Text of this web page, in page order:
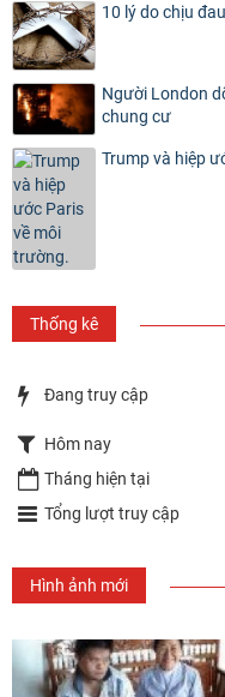
10 lý do chịu
Người London
chung cư
Trump và hiệp
Thống kê
Đang truy cập
Hôm nay
Tháng hiện tại
Tổng lượt truy cập
Hình ảnh mới